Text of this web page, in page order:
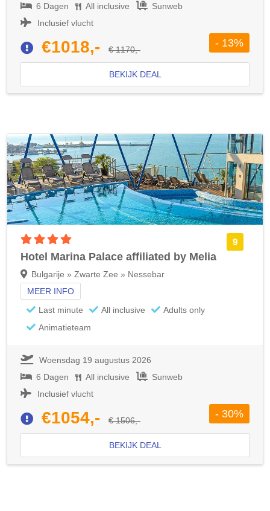
6 Dagen
All inclusive
Sunweb
Inclusief vlucht
€1018,- € 1170,-
- 13%
BEKIJK DEAL
9
Hotel Marina Palace affiliated by Melia
Bulgarije » Zwarte Zee » Nessebar
MEER INFO
Last minute
All inclusive
Adults only
Animatieteam
Woensdag 19 augustus 2026
6 Dagen
All inclusive
Sunweb
Inclusief vlucht
€1054,- € 1506,-
- 30%
BEKIJK DEAL